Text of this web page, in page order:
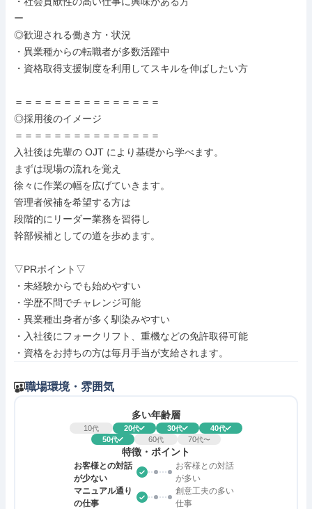
ー
◎歓迎される働き方・状況
・異業種からの転職者が多数活躍中
・資格取得支援制度を利用してスキルを伸ばしたい方
＝＝＝＝＝＝＝＝＝＝＝＝＝＝＝
◎採用後のイメージ
＝＝＝＝＝＝＝＝＝＝＝＝＝＝＝
入社後は先輩の OJT により基礎から学べます。
まずは現場の流れを覚え
徐々に作業の幅を広げていきます。
管理者候補を希望する方は
段階的にリーダー業務を習得し
幹部候補としての道を歩めます。
▽PRポイント▽
・未経験からでも始めやすい
・学歴不問でチャレンジ可能
・異業種出身者が多く馴染みやすい
・入社後にフォークリフト、重機などの免許取得可能
・資格をお持ちの方は毎月手当が支給されます。
職場環境・雰囲気
多い年齢層
10代 20代 30代 40代
50代 60代 70代〜
特徴・ポイント
お客様との対話
が少ない
お客様との対話
が多い
マニュアル通り
の仕事
創意工夫の多い
仕事